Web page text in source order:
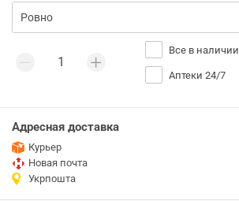
Все в наличии
Аптеки 24/7
Адресная доставка
Курьер
Новая почта
Укрпошта